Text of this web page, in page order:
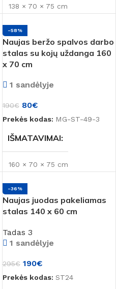
138 × 70 × 75 cm
-58%
Naujas beržo spalvos darbo
stalas su kojų uždanga 160
x 70 cm
1 sandėlyje
190€ 80€
Prekės kodas: MG-ST-49-3
IŠMATAVIMAI
160 × 70 × 75 cm
-36%
Naujas juodas pakeliamas
stalas 140 x 60 cm
Tadas 3
1 sandėlyje
295€ 190€
Prekės kodas: ST24